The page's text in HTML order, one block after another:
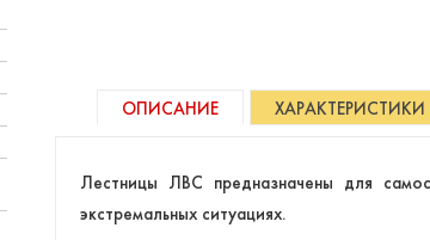
ОПИСАНИЕ ХАРАКТЕРИСТИКИ
Лестницы ЛВС предназначены для
экстремальных ситуациях.